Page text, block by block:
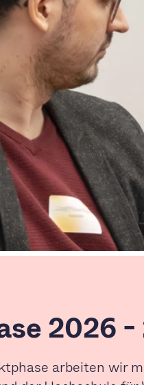
2026
arbeiten wir